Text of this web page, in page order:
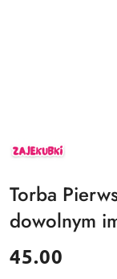
ZAJEKUBKI
Torba
dowolnym
cena:
45.00